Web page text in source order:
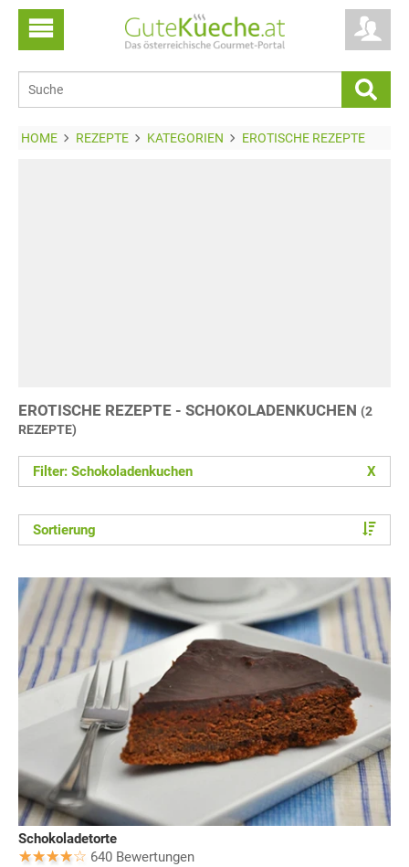
HOME REZEPTE KATEGORIEN EROTISCHE REZEPTE
EROTISCHE REZEPTE - SCHOKOLADENKUCHEN (2
REZEPTE)
Filter: Schokoladenkuchen X
Sortierung
Schokoladetorte
640 Bewertungen